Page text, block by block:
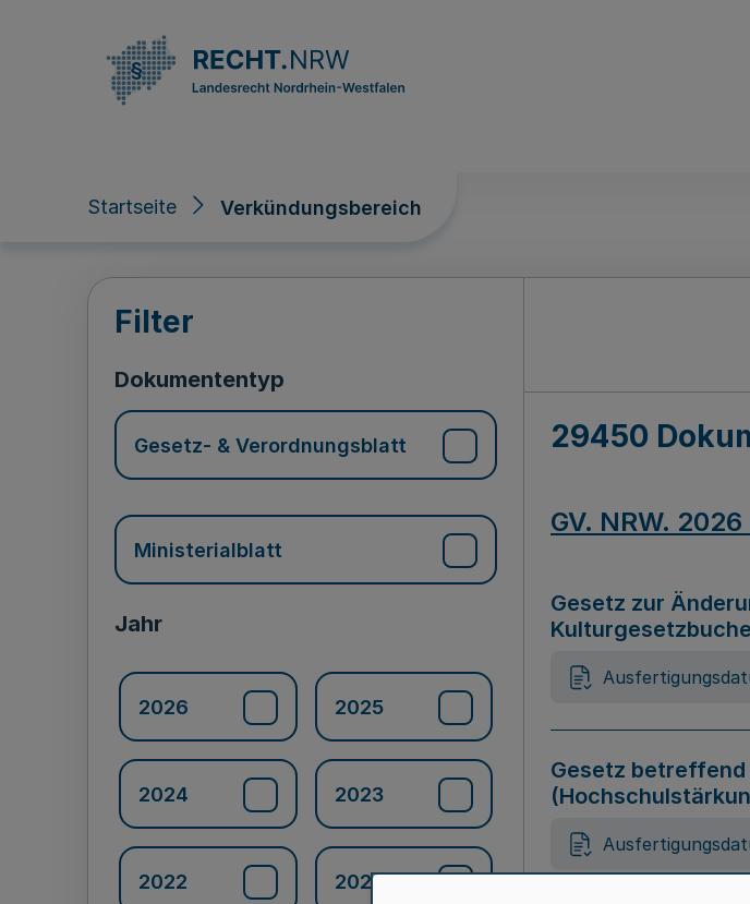
Startseite Verkündungsbereich
Verkündungsbereich
Filter
Dokumententyp
Gesetz- & Verordnungsblatt
Ministerialblatt
Jahr
2026 2025
2024 2023
2022 2021
29450
GV. NRW.
Gesetz zur
Gesetz